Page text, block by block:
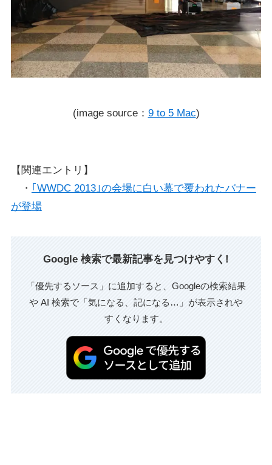
(image source： 9 to 5 Mac)
【関連エントリ】
・ ｢WWDC 2013｣の会場に白い幕で覆われたバナー
が登場
Google 検索で最新記事を見つけやすく!
「優先するソース」に追加すると、Googleの検索結果
や AI 検索で「気になる、記になる…」が表示されや
すくなります。